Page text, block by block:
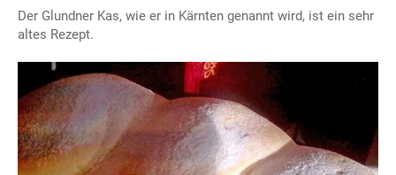
Der Glundner Kas, wie er in Kärnten genannt wird, ist ein sehr
altes Rezept.